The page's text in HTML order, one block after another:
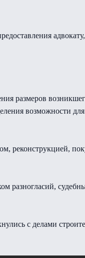
адвокату,
размеров
возможности
реконструкцией,
разногласий,
с делами